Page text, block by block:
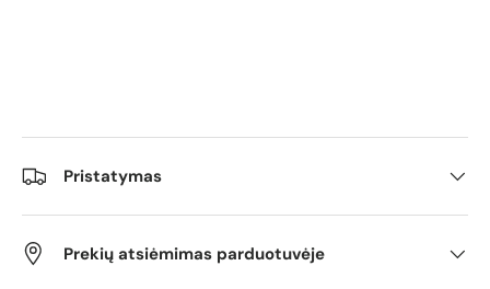
Pristatymas
Prekių atsiėmimas parduotuvėje